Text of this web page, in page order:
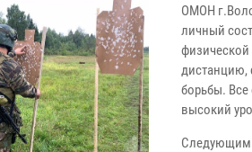
ОМОН
личный
физической
дистанцию,
борьбы. Все
высокий
Следующим